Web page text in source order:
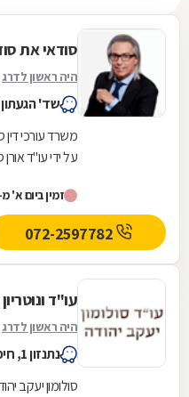
סודאי את
היה ראשון לדרג
שד' הגעתון 29,
על ידי עו"ד
זמין ביום א' מ-9:00
עו"ד
היה ראשון לדרג
נתנזון 1, חיפה
סולומון יעקב